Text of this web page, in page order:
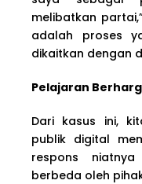
melibatkan
adalah proses
dikaitkan dengan
Pelajaran
Dari kasus ini,
publik digital
respons
berbeda oleh